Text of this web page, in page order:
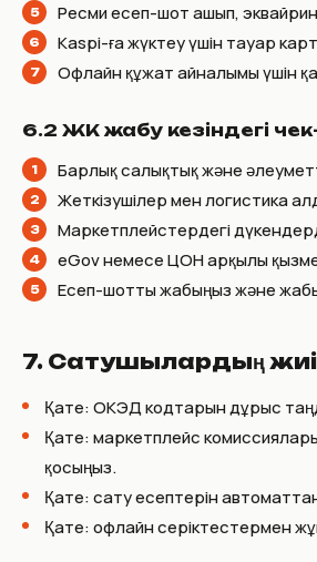
Ресми есеп-шот ашып,
Kaspi-ға жүктеу үшін тауар
Офлайн құжат айналымы үшін
6.2 ЖК жабу кезіндегі
Барлық салықтық және
Жеткізушілер мен логистика
Маркетплейстердегі
eGov немесе ЦОН арқылы
Есеп-шотты жабыңыз және
7. Сатушылардың жиі
Қате: ОКЭД кодтарын дұрыс
Қате: маркетплейс
қосыңыз.
Қате: сату есептерін
Қате: офлайн серіктестермен